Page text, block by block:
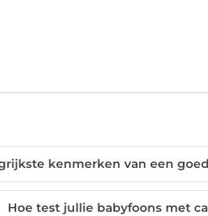
kenmerken van een
Hoe test jullie babyfoons met